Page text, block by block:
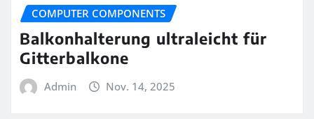
COMPUTER COMPONENTS
Balkonhalterung ultraleicht für
Gitterbalkone
Admin Nov. 14, 2025